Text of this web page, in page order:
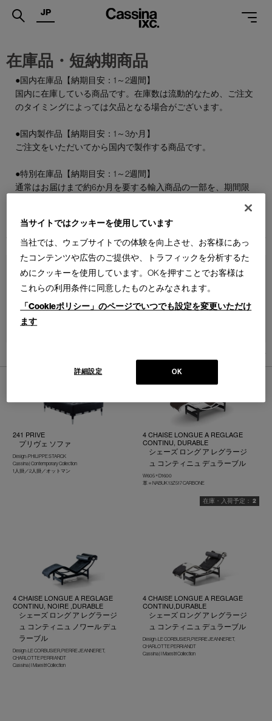
.
SERVICES
MAGAZINE
SUPPORT
SHOPS
CATALOGUES
PROFESSIONAL
ONLINE STORE お問合せ
JP
在庫品・短納期商品
●国内在庫品【納期目安：1～2週間】
国内に在庫している商品です。在庫数は流動的なため、ご注文
のタイミングによっては欠品となる場合がございます。
●国内製作品【納期目安：1～3か月】
ご注文をいただいてから国内で製作する商品です。
●特別在庫品【納期目安：1～2週間】
通常はお届けまで約6か月を要する輸入商品の一部を、期間限
並べ替え：
件あります
241 PRIVE
プリヴェ ソファ
Design : PHILIPPE STARCK
Cassina | Contemporary Collection
1人掛／2人掛／オットマン
4 CHAISE LONGUE A REGLAGE
CONTINU, DURABLE
シェーズ ロング ア レグラージ
ュ コンティニュ デュラーブル
W605 × D1600
革＝NABUK 13Z517 CARBONE
2
4 CHAISE LONGUE A REGLAGE
CONTINU, NOIRE ,DURABLE
シェーズ ロング ア レグラージ
ュ コンティニュ ノワール デュ
ラーブル
Design : LE CORBUSIER, PIERRE JEANNERET,
CHARLOTTE PERRIANDT
Cassina | I Maestri Collection
4 CHAISE LONGUE A REGLAGE
CONTINU,DURABLE
シェーズ ロング ア レグラージ
ュ コンティニュ デュラーブル
Design : LE CORBUSIER, PIERRE JEANNERET,
CHARLOTTE PERRIANDT
Cassina | I Maestri Collection
当サイトではクッキーを使用しています
当社では、ウェブサイトでの体験を向上させ、お客様にあっ
たコンテンツや広告のご提供や、トラフィックを分析するた
めにクッキーを使用しています。OKを押すことでお客様は
これらの利用条件に同意したものとみなされます。
「Cookieポリシー」のページでいつでも設定を変更いただけ
ます
OK
詳細設定